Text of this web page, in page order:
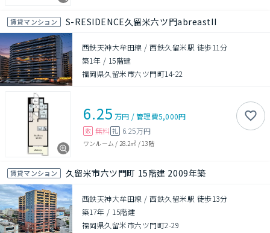
賃貸マンション S-RESIDENCE久留米六ツ門abreastII
西鉄天神大牟田線 / 西鉄久留米駅 徒歩11分
築1年 / 15階建
福岡県久留米市六ツ門町14-22
6.25 万円 /管理費5,000円
敷 無料 礼 6.25万円
ワンルーム / 28.2㎡ / 13階
賃貸マンション 久留米市六ツ門町 15階建 2009年築
西鉄天神大牟田線 / 西鉄久留米駅 徒歩13分
築17年 / 15階建
福岡県久留米市六ツ門町2-29